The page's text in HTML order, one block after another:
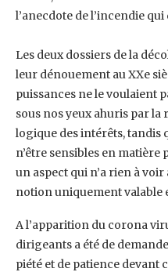
l’anecdote de l’incendie
Les deux dossiers de la
leur dénouement au XXe
puissances ne le voulaient
sous nos ‎yeux ahuris par la
logique des intérêts, tandis
n’être sensibles en matière
un aspect qui n’a ‎rien à voir
notion uniquement valable
A l’apparition du corona
dirigeants a été de
piété et de patience devant